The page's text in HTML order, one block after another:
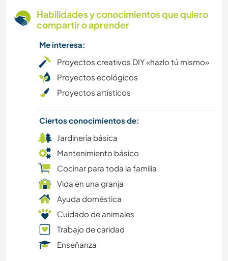
YOGA / BIENESTAR
IDIOMAS
COCINA Y ALIMENTACIÓN
CICLISMO
PLAYA
Habilidades y conocimientos que quiero
compartir o aprender
Me interesa:
Proyectos creativos DIY «hazlo tú mismo»
Proyectos ecológicos
Proyectos artísticos
Ciertos conocimientos de:
Jardinería básica
Mantenimiento básico
Cocinar para toda la familia
Vida en una granja
Ayuda doméstica
Cuidado de animales
Trabajo de caridad
Enseñanza